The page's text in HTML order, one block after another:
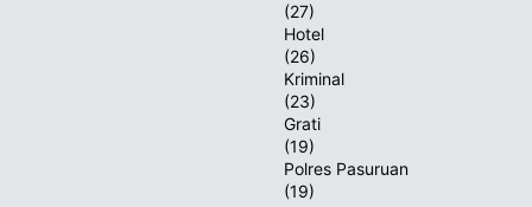
(27)
Hotel
(26)
Kriminal
(23)
Grati
(19)
Polres Pasuruan
(19)